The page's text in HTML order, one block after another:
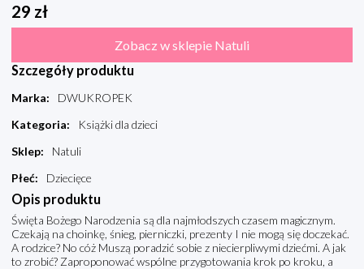
29 zł
Zobacz w sklepie Natuli
Szczegóły produktu
Marka:
DWUKROPEK
Kategoria:
Książki dla dzieci
Sklep:
Natuli
Płeć: Dziecięce
Opis produktu
Święta Bożego Narodzenia są dla najmłodszych czasem magicznym.
Czekają na choinkę, śnieg, pierniczki, prezenty I nie mogą się doczekać.
A rodzice? No cóż Muszą poradzić sobie z niecierpliwymi dziećmi. A jak
to zrobić? Zaproponować wspólne przygotowania krok po kroku, a